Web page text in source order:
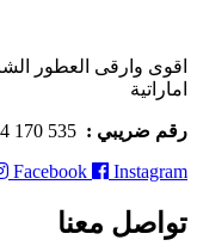
اقوى وارقى العطور
اماراتية
رقم ضريبي :
Facebook
Instagram
تواصل معنا